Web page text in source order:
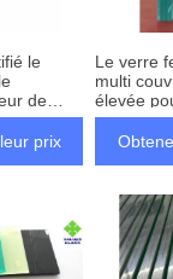
le
de
prix
Le verre
multi
élevée